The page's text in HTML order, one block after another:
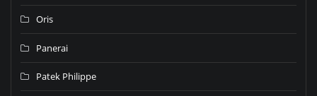
Oris
Panerai
Patek Philippe